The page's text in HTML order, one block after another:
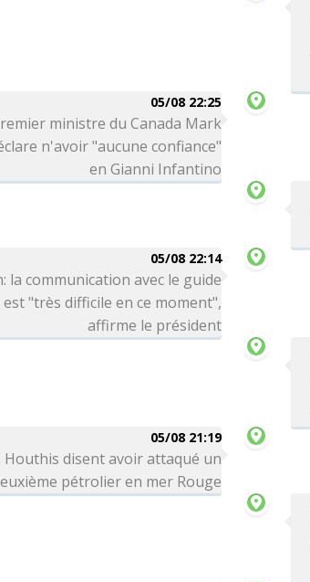
05/08 22:25
ministre du Canada Mark
n'avoir "aucune confiance"
en Gianni Infantino
05/08 22:14
la communication avec le guide
"très difficile en ce moment",
affirme le président
05/08 21:19
Houthis disent avoir attaqué un
pétrolier en mer Rouge